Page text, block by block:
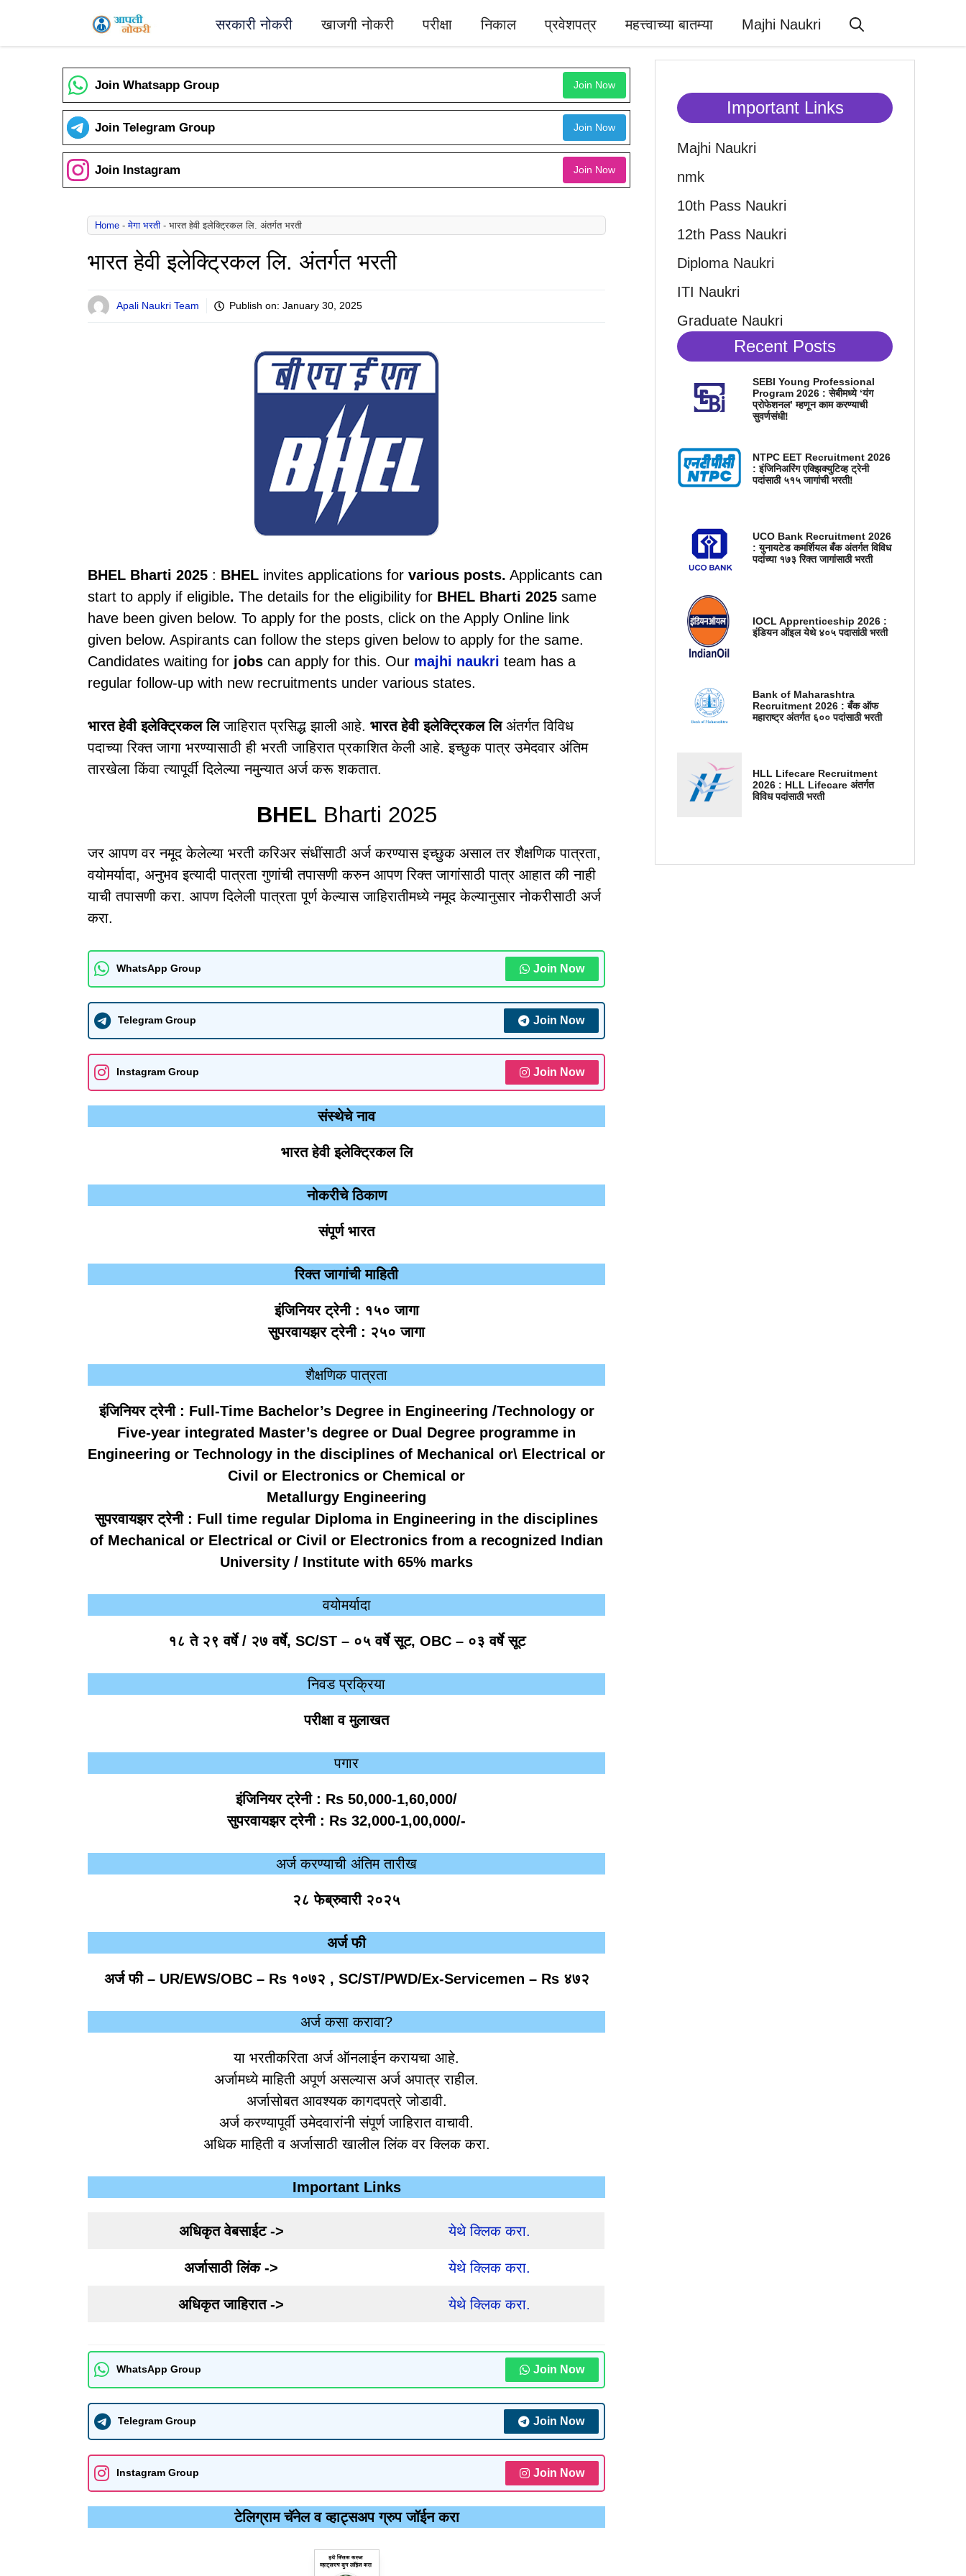
सरकारी नोकरी खाजगी नोकरी परीक्षा निकाल प्रवेशपत्र महत्त्वाच्या बातम्या Majhi Naukri
Join Whatsapp Group Join Now
Join Telegram Group Join Now
Join Instagram Join Now
Home -मेगा भरती - भारत हेवी इलेक्ट्रिकल लि. अंतर्गत भरती
भारत हेवी इलेक्ट्रिकल लि. अंतर्गत भरती
Apali Naukri Team Publish on: January 30, 2025
BHEL Bharti 2025 : BHEL invites applications for various posts. Applicants can
start to apply if eligible. The details for the eligibility for BHEL Bharti 2025 same
have been given below. To apply for the posts, click on the Apply Online link
given below. Aspirants can follow the steps given below to apply for the same.
Candidates waiting for jobs can apply for this. Our majhi naukri team has a
regular follow-up with new recruitments under various states.
भारत हेवी इलेक्ट्रिकल लिजाहिरात प्रसिद्ध झाली आहे. भारत हेवी इलेक्ट्रिकल लिअंतर्गत विविध
पदाच्या रिक्त जागा भरण्यासाठी ही भरती जाहिरात प्रकाशित केली आहे. इच्छुक पात्र उमेदवार अंतिम
तारखेला किंवा त्यापूर्वी दिलेल्या नमुन्यात अर्ज करू शकतात.
BHEL Bharti 2025
जर आपण वर नमूद केलेल्या भरती करिअर संधींसाठी अर्ज करण्यास इच्छुक असाल तर शैक्षणिक पात्रता,
वयोमर्यादा, अनुभव इत्यादी पात्रता गुणांची तपासणी करुन आपण रिक्त जागांसाठी पात्र आहात की नाही
याची तपासणी करा. आपण दिलेली पात्रता पूर्ण केल्यास जाहिरातीमध्ये नमूद केल्यानुसार नोकरीसाठी अर्ज
करा.
WhatsApp Group Join Now
Telegram Group Join Now
Instagram Group Join Now
संस्थेचे नाव
भारत हेवी इलेक्ट्रिकल लि
नोकरीचे ठिकाण
संपूर्ण भारत
रिक्त जागांची माहिती
इंजिनियर ट्रेनी : १५० जागा
सुपरवायझर ट्रेनी : २५० जागा
शैक्षणिक पात्रता
इंजिनियर ट्रेनी : Full-Time Bachelor’s Degree in Engineering /Technology or
Five-year integrated Master’s degree or Dual Degree programme in
Engineering or Technology in the disciplines of Mechanical or\ Electrical or
Civil or Electronics or Chemical or
Metallurgy Engineering
सुपरवायझर ट्रेनी : Full time regular Diploma in Engineering in the disciplines
of Mechanical or Electrical or Civil or Electronics from a recognized Indian
University / Institute with 65% marks
वयोमर्यादा
१८ ते २९ वर्षे/ २७ वर्षे, SC/ST – ०५ वर्षे सूट, OBC – ०३ वर्षे सूट
निवड प्रक्रिया
परीक्षा व मुलाखत
पगार
इंजिनियर ट्रेनी : Rs 50,000-1,60,000/
सुपरवायझर ट्रेनी : Rs 32,000-1,00,000/-
अर्ज करण्याची अंतिम तारीख
२८ फेब्रुवारी २०२५
अर्ज फी
अर्ज फी – UR/EWS/OBC – Rs १०७२ , SC/ST/PWD/Ex-Servicemen – Rs ४७२
अर्ज कसा करावा?
या भरतीकरिता अर्ज ऑनलाईन करायचा आहे.
अर्जामध्ये माहिती अपूर्ण असल्यास अर्ज अपात्र राहील.
अर्जासोबत आवश्यक कागदपत्रे जोडावी.
अर्ज करण्यापूर्वी उमेदवारांनी संपूर्ण जाहिरात वाचावी.
अधिक माहिती व अर्जासाठी खालील लिंक वर क्लिक करा.
Important Links
अधिकृत वेबसाईट -> येथे क्लिक करा.
अर्जासाठी लिंक -> येथे क्लिक करा.
अधिकृत जाहिरात -> येथे क्लिक करा.
WhatsApp Group Join Now
Telegram Group Join Now
Instagram Group Join Now
टेलिग्राम चॅनेल व व्हाट्सअप ग्रुप जॉईन करा
Important Links
Majhi Naukri
nmk
10th Pass Naukri
12th Pass Naukri
Diploma Naukri
ITI Naukri
Graduate Naukri
Recent Posts
SEBI Young Professional
Program 2026 : सेबीमध्ये ‘यंग
प्रोफेशनल’ म्हणून काम करण्याची
सुवर्णसंधी!
NTPC EET Recruitment 2026
: इंजिनिअरिंग एक्झिक्युटिव्ह ट्रेनी
पदांसाठी ५१५ जागांची भरती!
UCO Bank Recruitment 2026
: युनायटेड कमर्शियल बँक अंतर्गत विविध
पदांच्या १७३ रिक्त जागांसाठी भरती
IOCL Apprenticeship 2026 :
इंडियन ऑइल येथे ४०५ पदासांठी भरती
Bank of Maharashtra
Recruitment 2026 : बँक ऑफ
महाराष्ट्र अंतर्गत ६०० पदांसाठी भरती
HLL Lifecare Recruitment
2026 : HLL Lifecare अंतर्गत
विविध पदांसाठी भरती